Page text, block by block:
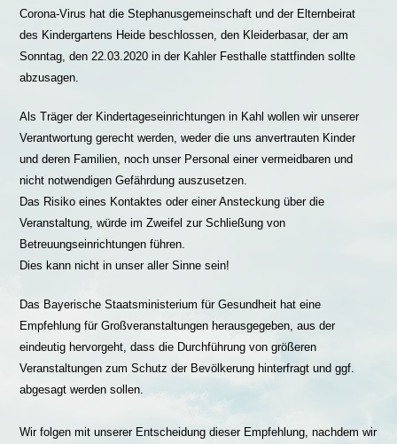
Corona-Virus hat die Stephanusgemeinschaft und der Elternbeirat
des Kindergartens Heide beschlossen, den Kleiderbasar, der am
Sonntag, den 22.03.2020 in der Kahler Festhalle stattfinden sollte
abzusagen.
Als Träger der Kindertageseinrichtungen in Kahl wollen wir unserer
Verantwortung gerecht werden, weder die uns anvertrauten Kinder
und deren Familien, noch unser Personal einer vermeidbaren und
nicht notwendigen Gefährdung auszusetzen.
Das Risiko eines Kontaktes oder einer Ansteckung über die
Veranstaltung, würde im Zweifel zur Schließung von
Betreuungseinrichtungen führen.
Dies kann nicht in unser aller Sinne sein!
Das Bayerische Staatsministerium für Gesundheit hat eine
Empfehlung für Großveranstaltungen herausgegeben, aus der
eindeutig hervorgeht, dass die Durchführung von größeren
Veranstaltungen zum Schutz der Bevölkerung hinterfragt und ggf.
abgesagt werden sollen.
Wir folgen mit unserer Entscheidung dieser Empfehlung, nachdem wir